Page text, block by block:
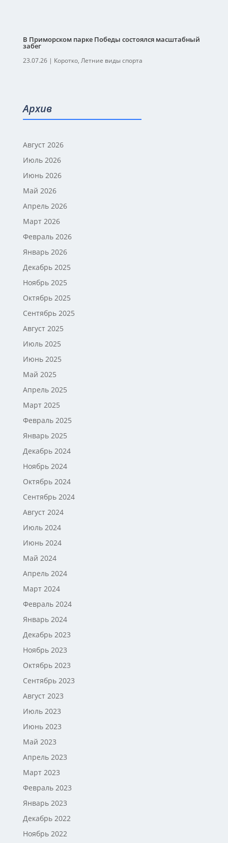
В Приморском парке Победы состоялся масштабный
забег
23.07.26| Коротко, Летние виды спорта
Архив
Август 2026
Июль 2026
Июнь 2026
Май 2026
Апрель 2026
Март 2026
Февраль 2026
Январь 2026
Декабрь 2025
Ноябрь 2025
Октябрь 2025
Сентябрь 2025
Август 2025
Июль 2025
Июнь 2025
Май 2025
Апрель 2025
Март 2025
Февраль 2025
Январь 2025
Декабрь 2024
Ноябрь 2024
Октябрь 2024
Сентябрь 2024
Август 2024
Июль 2024
Июнь 2024
Май 2024
Апрель 2024
Март 2024
Февраль 2024
Январь 2024
Декабрь 2023
Ноябрь 2023
Октябрь 2023
Сентябрь 2023
Август 2023
Июль 2023
Июнь 2023
Май 2023
Апрель 2023
Март 2023
Февраль 2023
Январь 2023
Декабрь 2022
Ноябрь 2022